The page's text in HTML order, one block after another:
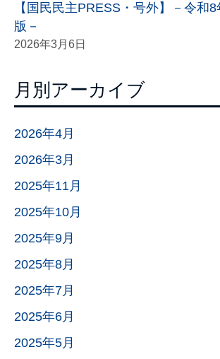
【国民民主PRESS・号外】－令和
版－
2026年3月6日
月別アーカイブ
2026年4月
2026年3月
2025年11月
2025年10月
2025年9月
2025年8月
2025年7月
2025年6月
2025年5月